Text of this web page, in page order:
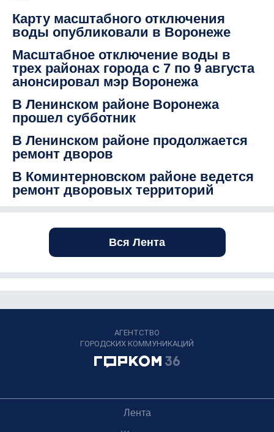
Карту масштабного отключения
воды опубликовали в Воронеже
Масштабное отключение воды в
трех районах города с 7 по 9 августа
анонсировал мэр Воронежа
В Ленинском районе Воронежа
прошел субботник
В Ленинском районе продолжается
ремонт дворов
В Коминтерновском районе ведется
ремонт дворовых территорий
Вся Лента
АГЕНТСТВО
ГОРОДСКИХ КОММУНИКАЦИЙ
Лента